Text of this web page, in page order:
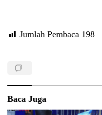
Jumlah Pembaca 198
Baca Juga